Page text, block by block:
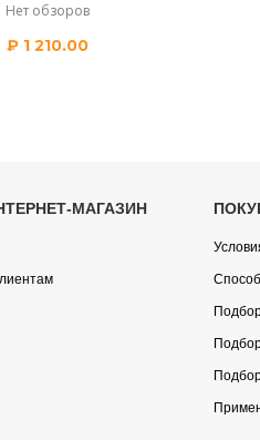
Нет обзоров
₽1 210.00
МАГАЗИН